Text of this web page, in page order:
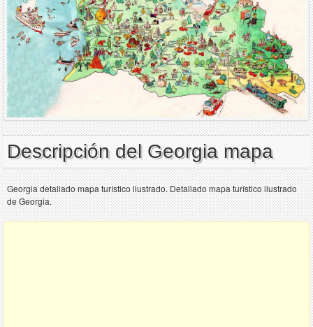
Descripción del Georgia mapa
Georgia detallado mapa turístico ilustrado. Detallado mapa turístico ilustrado
de Georgia.